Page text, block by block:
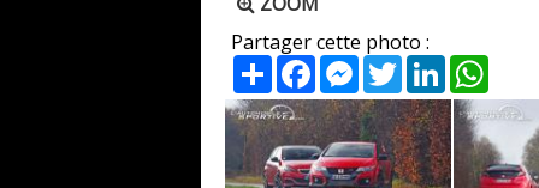
Partager cette photo :
PartagerFacebookMessenger
TwitterLinkedIn